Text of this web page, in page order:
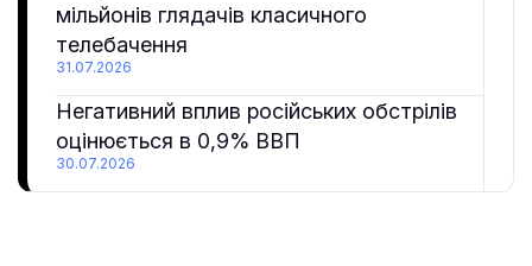
мільйонів глядачів класичного
телебачення
31.07.2026
Негативний вплив російських обстрілів
оцінюється в 0,9% ВВП
30.07.2026